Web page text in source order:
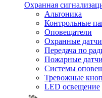
Охранная
Альтоника
Контрольные
Оповещатели
Охранные
Передача по
Пожарные
Системы
Тревожные
LED освещение